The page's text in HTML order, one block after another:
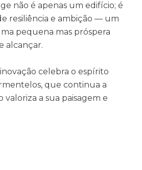
não é apenas um edifício; é
resiliência e ambição — um
pequena mas próspera
alcançar.
celebra o espírito
que continua a
a sua paisagem e